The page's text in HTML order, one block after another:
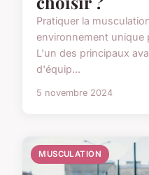
Pratiquer la
environnement unique
L'un des principaux
d'équip...
5 novembre 2024
MUSCULATION